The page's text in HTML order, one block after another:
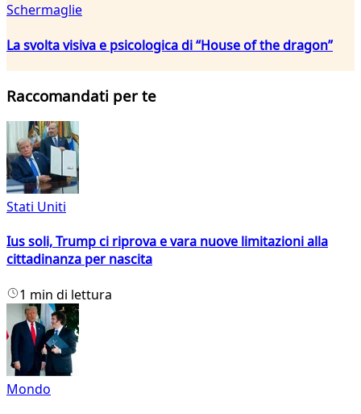
Schermaglie
La svolta visiva e psicologica di “House of the dragon”
Raccomandati per te
Stati Uniti
Ius soli, Trump ci riprova e vara nuove limitazioni alla
cittadinanza per nascita
1 min di lettura
Mondo